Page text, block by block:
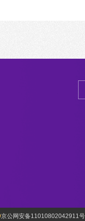
京公网安备11010802042911号